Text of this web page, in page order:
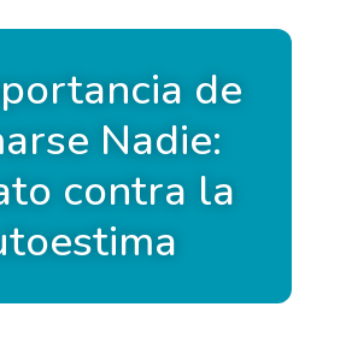
de
Nadie:
contra la